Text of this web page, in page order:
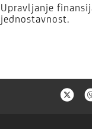
Upravljanje
jednostavnost.